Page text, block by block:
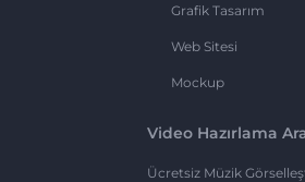
Grafik Tasarım
Web Sitesi
Mockup
Video Hazırlama
Ücretsiz Müzik